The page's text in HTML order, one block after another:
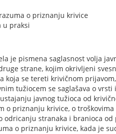
o priznanju krivice
u praksi
je pismena saglasnost volja
strane, kojim okrivljeni
koja se tereti krivičnom
tužiocem se saglašava o vrsti
javnog tužioca od
o priznanju krivice, o
odricanju stranaka i branioca
o priznanju krivice, kada je